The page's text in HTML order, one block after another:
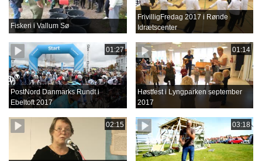
Fiskeri i Vallum Sø
FrivilligFredag 2017 i Rønde
Idrætscenter
01:27
PostNord Danmarks Rundt i
Ebeltoft 2017
01:14
Høstfest i Lyngparken september
2017
02:15 03:18